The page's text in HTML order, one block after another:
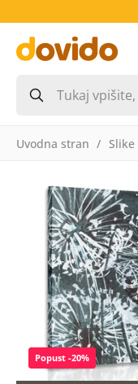
Uvodna stran Slike
Popust -20%